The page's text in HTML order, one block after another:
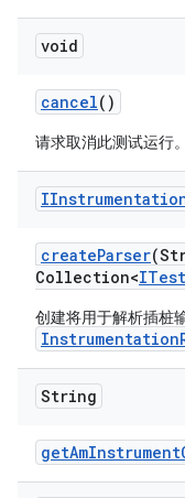
void
cancel()
请求取消此测试运行。
createParser
Collection<ITest
创建将用于解析插桩
String
getAmInstrument